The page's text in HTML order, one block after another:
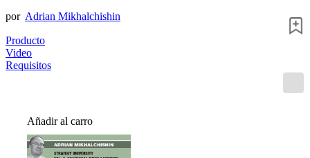
por Adrian Mikhalchishin
Producto
Video
Requisitos
Añadir al carro